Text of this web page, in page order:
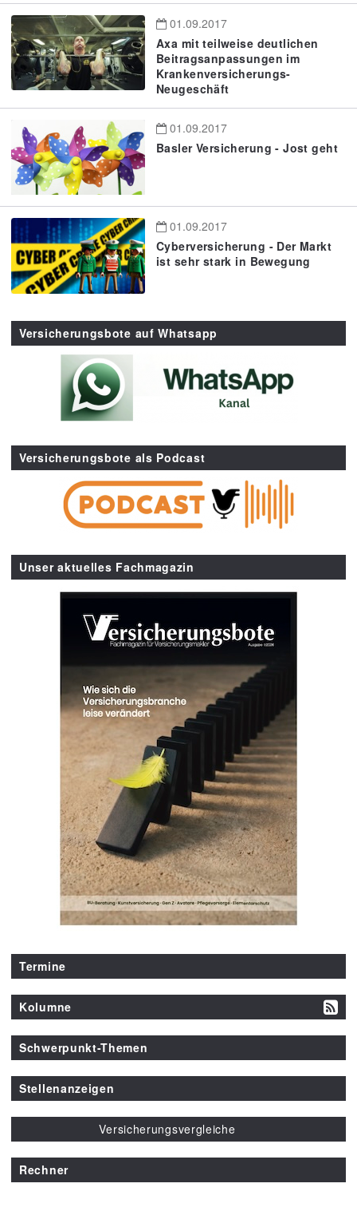
01.09.2017
Axa mit teilweise deutlichen
Beitragsanpassungen im
Krankenversicherungs-
Neugeschäft
01.09.2017
Basler Versicherung - Jost geht
01.09.2017
Cyberversicherung - Der Markt
ist sehr stark in Bewegung
Versicherungsbote auf Whatsapp
Versicherungsbote als Podcast
Unser aktuelles Fachmagazin
Termine
Kolumne
Schwerpunkt-Themen
Stellenanzeigen
Versicherungsvergleiche
Rechner